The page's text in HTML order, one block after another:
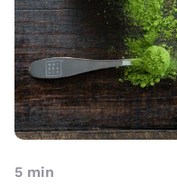
5 min